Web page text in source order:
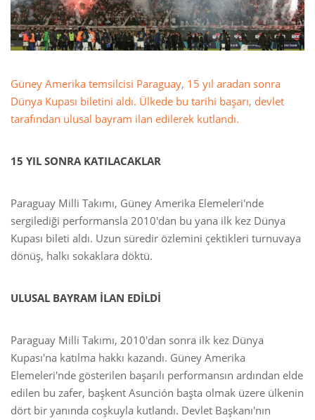
Güney Amerika temsilcisi Paraguay, 15 yıl aradan sonra
Dünya Kupası biletini aldı. Ülkede bu tarihi başarı, devlet
tarafından ulusal bayram ilan edilerek kutlandı.
15 YIL SONRA KATILACAKLAR
Paraguay Milli Takımı, Güney Amerika Elemeleri'nde
sergilediği performansla 2010'dan bu yana ilk kez Dünya
Kupası bileti aldı. Uzun süredir özlemini çektikleri turnuvaya
dönüş, halkı sokaklara döktü.
ULUSAL BAYRAM İLAN EDİLDİ
Paraguay Milli Takımı, 2010'dan sonra ilk kez Dünya
Kupası'na katılma hakkı kazandı. Güney Amerika
Elemeleri'nde gösterilen başarılı performansın ardından elde
edilen bu zafer, başkent Asunción başta olmak üzere ülkenin
dört bir yanında coşkuyla kutlandı. Devlet Başkanı'nın